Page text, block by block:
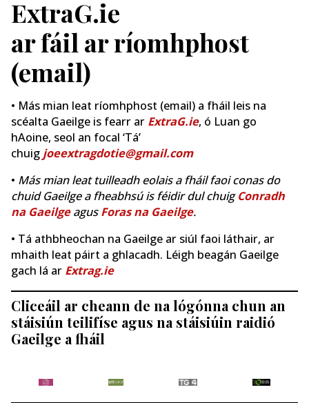
ExtraG.ie
ar fáil ar ríomhphost
(email)
• Más mian leat ríomhphost (email) a fháil leis na
scéalta Gaeilge is fearr ar ExtraG.ie, ó Luan go
hAoine, seol an focal ‘Tá’
chuig joeextragdotie@gmail.com
• Más mian leat tuilleadh eolais a fháil faoi conas do
chuid Gaeilge a fheabhsú is féidir dul chuigConradh
na GaeilgeagusForas na Gaeilge.
• Tá athbheochan na Gaeilge ar siúl faoi láthair, ar
mhaith leat páirt a ghlacadh. Léigh beagán Gaeilge
gach lá ar Extrag.ie
Cliceáil ar cheann de na lógónna chun an
stáisiún teilifíse agus na stáisiúin raidió
Gaeilge a fháil